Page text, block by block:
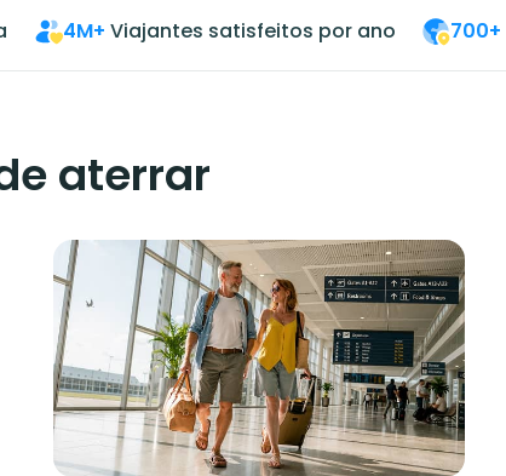
4M+ Viajantes satisfeitos por ano 700+
aterrar